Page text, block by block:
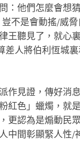
：他們怎麼會想
不是會動搖/威
王聽見了，就心
差人將伯利恆城
作見證，傳好消
紅色」蠟燭，就
更認為是煽動民
中間彰顯緊人性/